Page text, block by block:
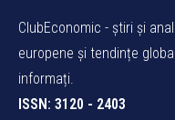
ClubEconomic - știri și
europene și tendințe
informați.
ISSN: 3120 - 2403